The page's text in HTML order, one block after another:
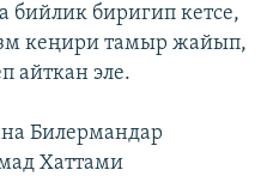
бийлик биригип кетсе,
кеңири тамыр жайып,
айткан эле.
Билермандар
Хаттами